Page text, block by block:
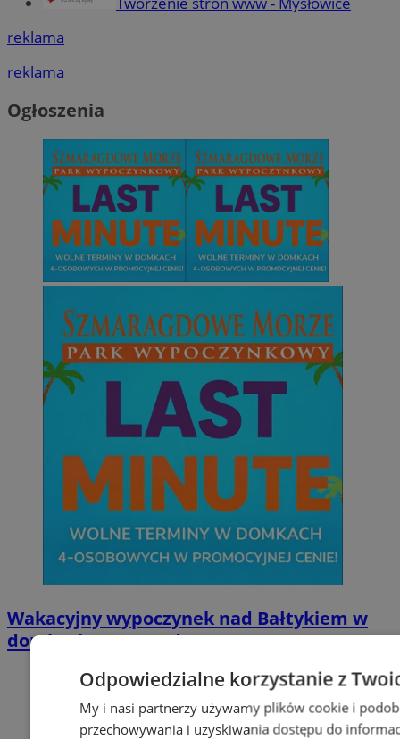
reklama
reklama
Ogłoszenia
Wakacyjny wypoczynek nad Bałtykiem w
domkach Szmaragdowe Morze
Odpowiedzialne korzystanie z
My i nasi partnerzy używamy plików cookie i
przechowywania i uzyskiwania dostępu do